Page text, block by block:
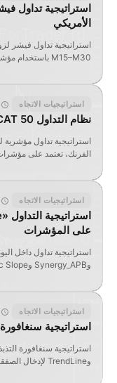
استراتيجية تداول
الأمريكي
استراتيجية تداول فيشر
استراتيجيات الاتجاه
نظام التداول CAT 50
استراتيجية تداول مؤشرية
استراتيجيات الاتجاه
على المؤشرات
استراتيجيات الاتجاه
استراتيجية
وTrendLine لإدخال الصفقات عند انعكاسات الاتجاه على الإطار الزمني M15.